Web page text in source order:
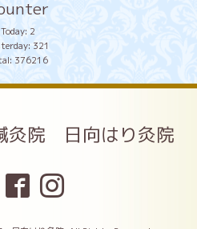
Today: 2
321
376216
灸院 日向はり灸院